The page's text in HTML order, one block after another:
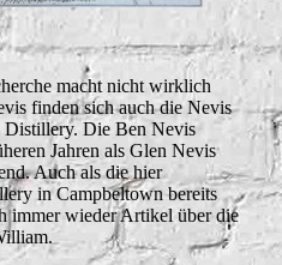
macht nicht wirklich
finden sich auch die Nevis
Die Ben Nevis
Jahren als Glen Nevis
Auch als die hier
in Campbeltown bereits
immer wieder Artikel über die